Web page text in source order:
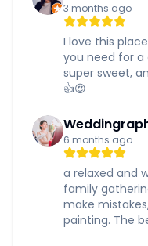
3 months ago
I love this
you need for
super sweet,
👍😍
6 months ago
a relaxed and
family
make
painting. The